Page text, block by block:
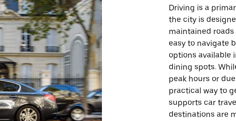
Driving is a
the city is
maintained
easy to navigate
options available
dining spots.
peak hours or
practical way to
supports car
destinations are